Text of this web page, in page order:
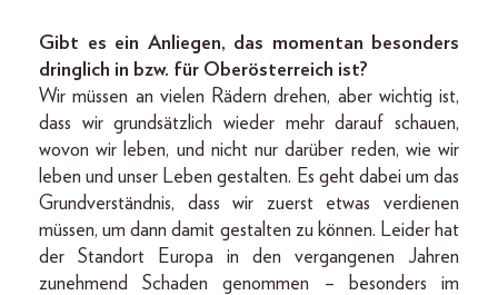
Gibt es ein Anliegen, das momentan besonders
dringlich in bzw. für Oberösterreich ist?
Wir müssen an vielen Rädern drehen, aber wichtig ist,
dass wir grundsätzlich wieder mehr darauf schauen,
wovon wir leben, und nicht nur darüber reden, wie wir
leben und unser Leben gestalten. Es geht dabei um das
Grundverständnis, dass wir zuerst etwas verdienen
müssen, um dann damit gestalten zu können. Leider hat
der Standort Europa in den vergangenen Jahren
zunehmend Schaden genommen – besonders im